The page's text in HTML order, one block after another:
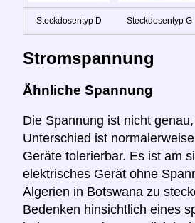
Steckdosentyp D Steckdosentyp G
Stromspannung
Ähnliche Spannung
Die Spannung ist nicht
Unterschied ist
Geräte tolerierbar. Es ist am
elektrisches Gerät ohne
Algerien in Botswana zu
Bedenken hinsichtlich eines